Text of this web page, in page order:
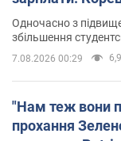
Одночасно з
збільшення
7.08.2026 00:29
"Нам теж вони
прохання